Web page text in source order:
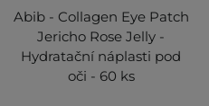
Abib - Collagen Eye Patch
Jericho Rose Jelly -
Hydratační náplasti pod
oči - 60 ks